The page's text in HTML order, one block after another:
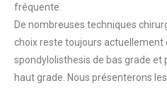
fréquente.
De nombreuses techniques
choix reste toujours actuellement
spondylolisthesis de bas grade et
haut grade. Nous présenterons